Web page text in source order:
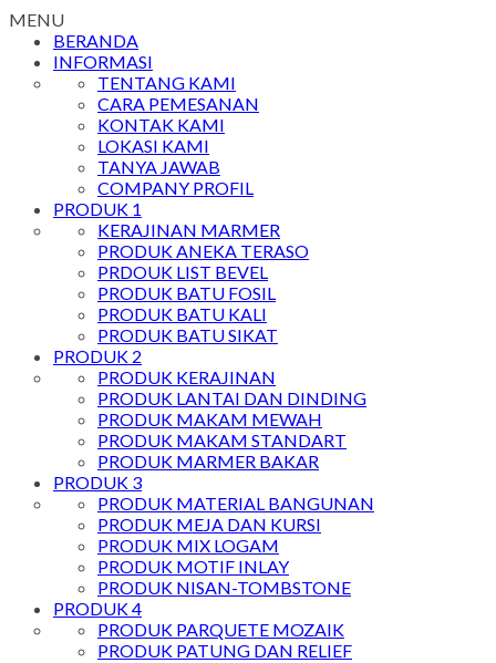
MENU
BERANDA
INFORMASI
TENTANG KAMI
CARA PEMESANAN
KONTAK KAMI
LOKASI KAMI
TANYA JAWAB
COMPANY PROFIL
PRODUK 1
KERAJINAN MARMER
PRODUK ANEKA TERASO
PRDOUK LIST BEVEL
PRODUK BATU FOSIL
PRODUK BATU KALI
PRODUK BATU SIKAT
PRODUK 2
PRODUK KERAJINAN
PRODUK LANTAI DAN DINDING
PRODUK MAKAM MEWAH
PRODUK MAKAM STANDART
PRODUK MARMER BAKAR
PRODUK 3
PRODUK MATERIAL BANGUNAN
PRODUK MEJA DAN KURSI
PRODUK MIX LOGAM
PRODUK MOTIF INLAY
PRODUK NISAN-TOMBSTONE
PRODUK 4
PRODUK PARQUETE MOZAIK
PRODUK PATUNG DAN RELIEF